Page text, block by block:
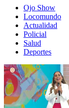
Ojo Show
Locomundo
Actualidad
Policial
Salud
Deportes